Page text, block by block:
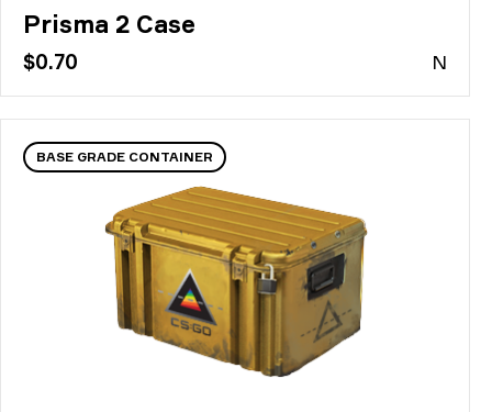
Prisma 2 Case
$0.70 N
BASE GRADE CONTAINER